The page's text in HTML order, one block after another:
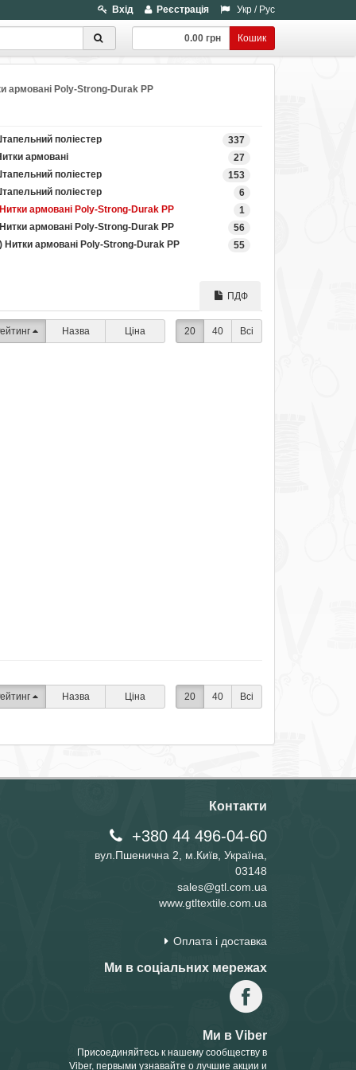
Вхід Реєстрація Укр/ Рус
0.00 грн Кошик
армовані Poly-Strong-Durak PP
337
поліестер
27
армовані
153
поліестер
6
поліестер
1
армовані Poly-Strong-Durak PP
56
армовані Poly-Strong-Durak PP
55
Нитки армовані Poly-Strong-Durak PP
ПДФ
Назва Ціна 20 40 Всі
Назва Ціна 20 40 Всі
Контакти
+380 44 496-04-60
вул.Пшенична 2, м.Київ, Україна,
03148
sales@gtl.com.ua
www.gtltextile.com.ua
Оплата і доставка
Ми в соціальних мережах
Ми в Viber
Присоединяйтесь к нашему сообществу в
Viber, первыми узнавайте о лучшие акции и